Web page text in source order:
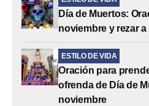
Día de Muertos:
noviembre y rezar
ESTILO DE VIDA
Oración para
ofrenda de Día de
noviembre